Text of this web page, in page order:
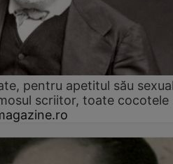
pentru apetitul său
scriitor, toate cocotele